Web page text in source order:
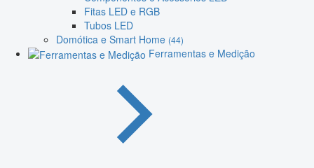
Fitas LED e RGB
Tubos LED
Domótica e Smart Home (44)
Ferramentas e Medição